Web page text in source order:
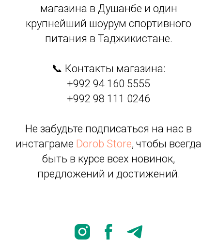
магазина в Душанбе и один
крупнейший шоурум спортивного
питания в Таджикистане.
📞 Контакты магазина:
+992 94 160 5555
+992 98 111 0246
Не забудьте подписаться на нас в
инстаграме Dorob Store, чтобы всегда
быть в курсе всех новинок,
предложений и достижений.